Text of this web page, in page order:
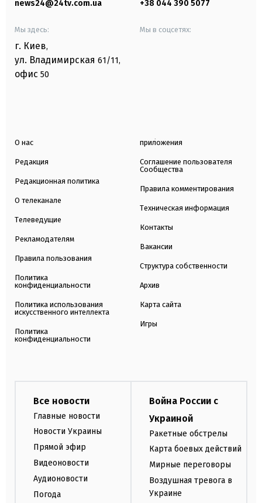
news24@24tv.com.ua +38 044 390 5077
Мы здесь:
г. Киев,
ул. Владимирская 61/11,
офис 50
Мы в соцсетях:
О нас
Редакция
Редакционная политика
О телеканале
Телеведущие
Рекламодателям
Правила пользования
Политика
конфиденциальности
Политика использования
искусственного интеллекта
Политика
конфиденциальности
приложения
Соглашение пользователя
Сообщества
Правила комментирования
Техническая информация
Контакты
Вакансии
Структура собственности
Архив
Карта сайта
Игры
Все новости
Главные новости
Новости Украины
Прямой эфир
Видеоновости
Аудионовости
Погода
Война России с
Украиной
Ракетные обстрелы
Карта боевых действий
Мирные переговоры
Воздушная тревога в
Украине